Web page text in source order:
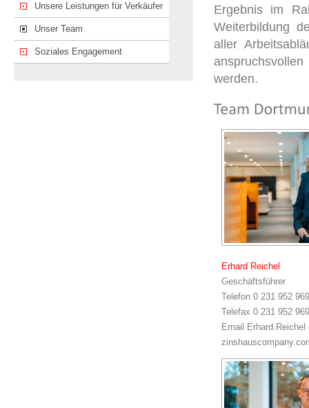
Unsere Leistungen für Verkäufer
Unser Team
Soziales Engagement
Ergebnis im
Weiterbildung
aller
werden.
Erhard Reichel
Geschäftsführer
Telefon 0 231 952
Telefax 0 231 952
Email Erhard.Reichel